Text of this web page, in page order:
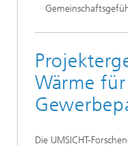
Wärme
Die UMSICHT-